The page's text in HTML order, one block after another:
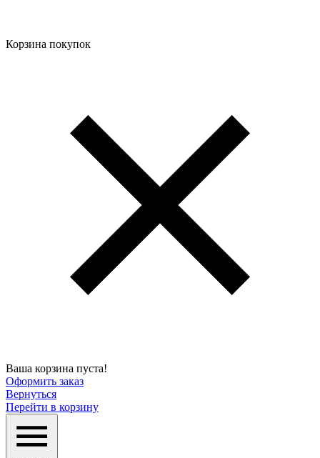
Корзина покупок
Ваша корзина пуста!
Оформить заказ
Вернуться
Перейти в корзину